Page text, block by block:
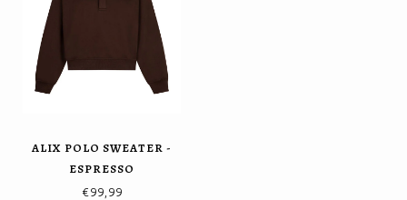
ALIX POLO SWEATER -
ESPRESSO
€99,99